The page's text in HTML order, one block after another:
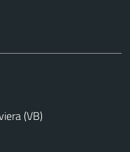
(VB)